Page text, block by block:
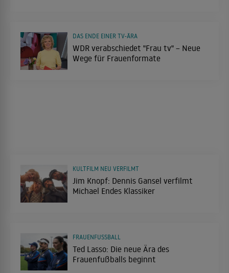
WDR verabschiedet "Frau tv" – Neue
Wege für Frauenformate
DAS ENDE EINER TV-ÄRA
Jim Knopf: Dennis Gansel verfilmt
Michael Endes Klassiker
KULTFILM NEU VERFILMT
Ted Lasso: Die neue Ära des
Frauenfußballs beginnt
FRAUENFUSSBALL